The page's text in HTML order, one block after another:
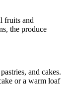
fruits and
the produce
and cakes.
or a warm loaf